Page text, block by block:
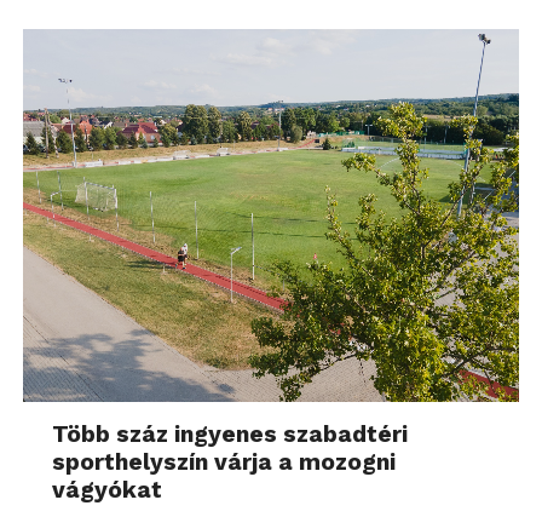
Több száz ingyenes szabadtéri
sporthelyszín várja a mozogni
vágyókat